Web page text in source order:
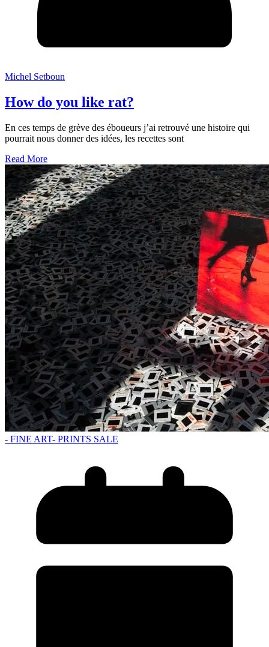
Michel Setboun
How do you like rat?
En ces temps de grève des éboueurs j’ai retrouvé une histoire qui
pourrait nous donner des idées, les recettes sont
Read More
- FINE ART- PRINTS SALE